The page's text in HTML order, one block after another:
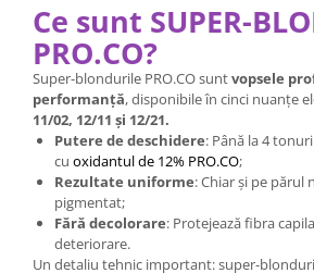
Ce sunt SUPER-
PRO.CO?
Super-blondurile PRO.CO suntvopsele
performanță, disponibile în cinci nuanțe
11/02, 12/11 și 12/21.
Putere de deschidere: Până la 4
cu oxidantul de 12% PRO.CO;
Rezultate uniforme: Chiar și pe părul
pigmentat;
Fără decolorare: Protejează fibra
deteriorare.
Un detaliu tehnic important: super-